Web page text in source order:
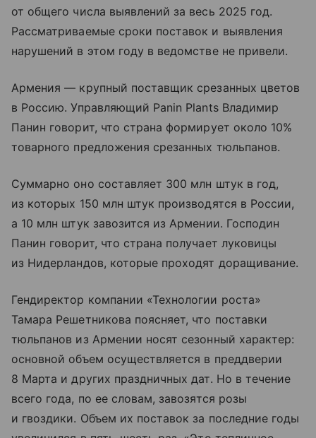
от общего числа выявлений за весь 2025 год.
Рассматриваемые сроки поставок и выявления
нарушений в этом году в ведомстве не привели.
Армения — крупный поставщик срезанных цветов
в Россию. Управляющий Panin Plants Владимир
Панин говорит, что страна формирует около 10%
товарного предложения срезанных тюльпанов.
Суммарно оно составляет 300 млн штук в год,
из которых 150 млн штук производятся в России,
а 10 млн штук завозится из Армении. Господин
Панин говорит, что страна получает луковицы
из Нидерландов, которые проходят доращивание.
Гендиректор компании «Технологии роста»
Тамара Решетникова поясняет, что поставки
тюльпанов из Армении носят сезонный характер:
основной объем осуществляется в преддверии
8 Марта и других праздничных дат. Но в течение
всего года, по ее словам, завозятся розы
и гвоздики. Объем их поставок за последние годы